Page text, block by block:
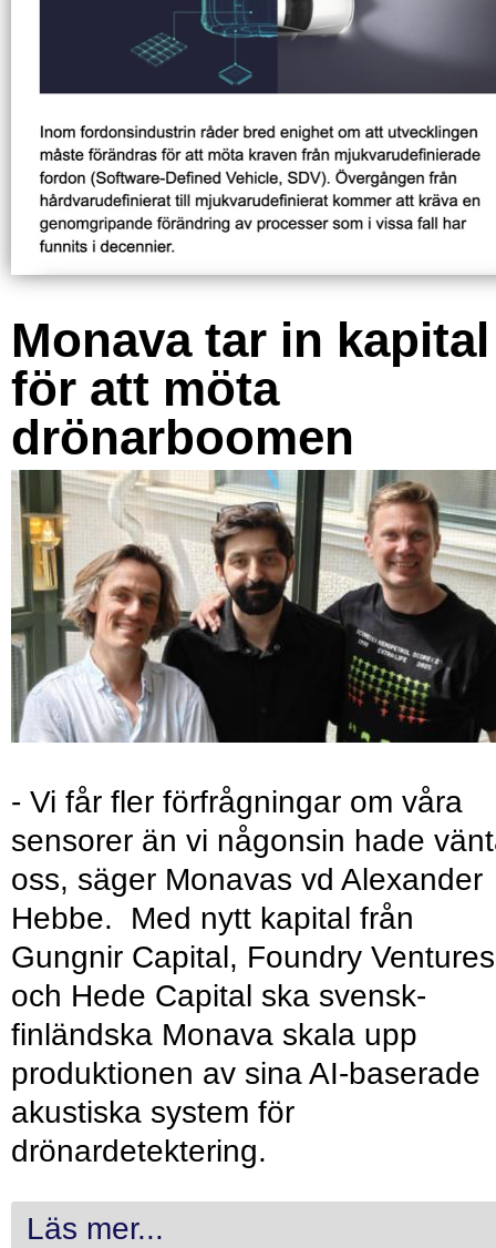
Monava tar in kapital
för att möta
drönarboomen
- Vi får fler förfrågningar om våra
sensorer än vi någonsin hade
oss, säger Monavas vd Alexander
Hebbe. Med nytt kapital från
Gungnir Capital, Foundry Ventures
och Hede Capital ska svensk-
finländska Monava skala upp
produktionen av sina AI-baserade
akustiska system för
drönardetektering.
Läs mer...